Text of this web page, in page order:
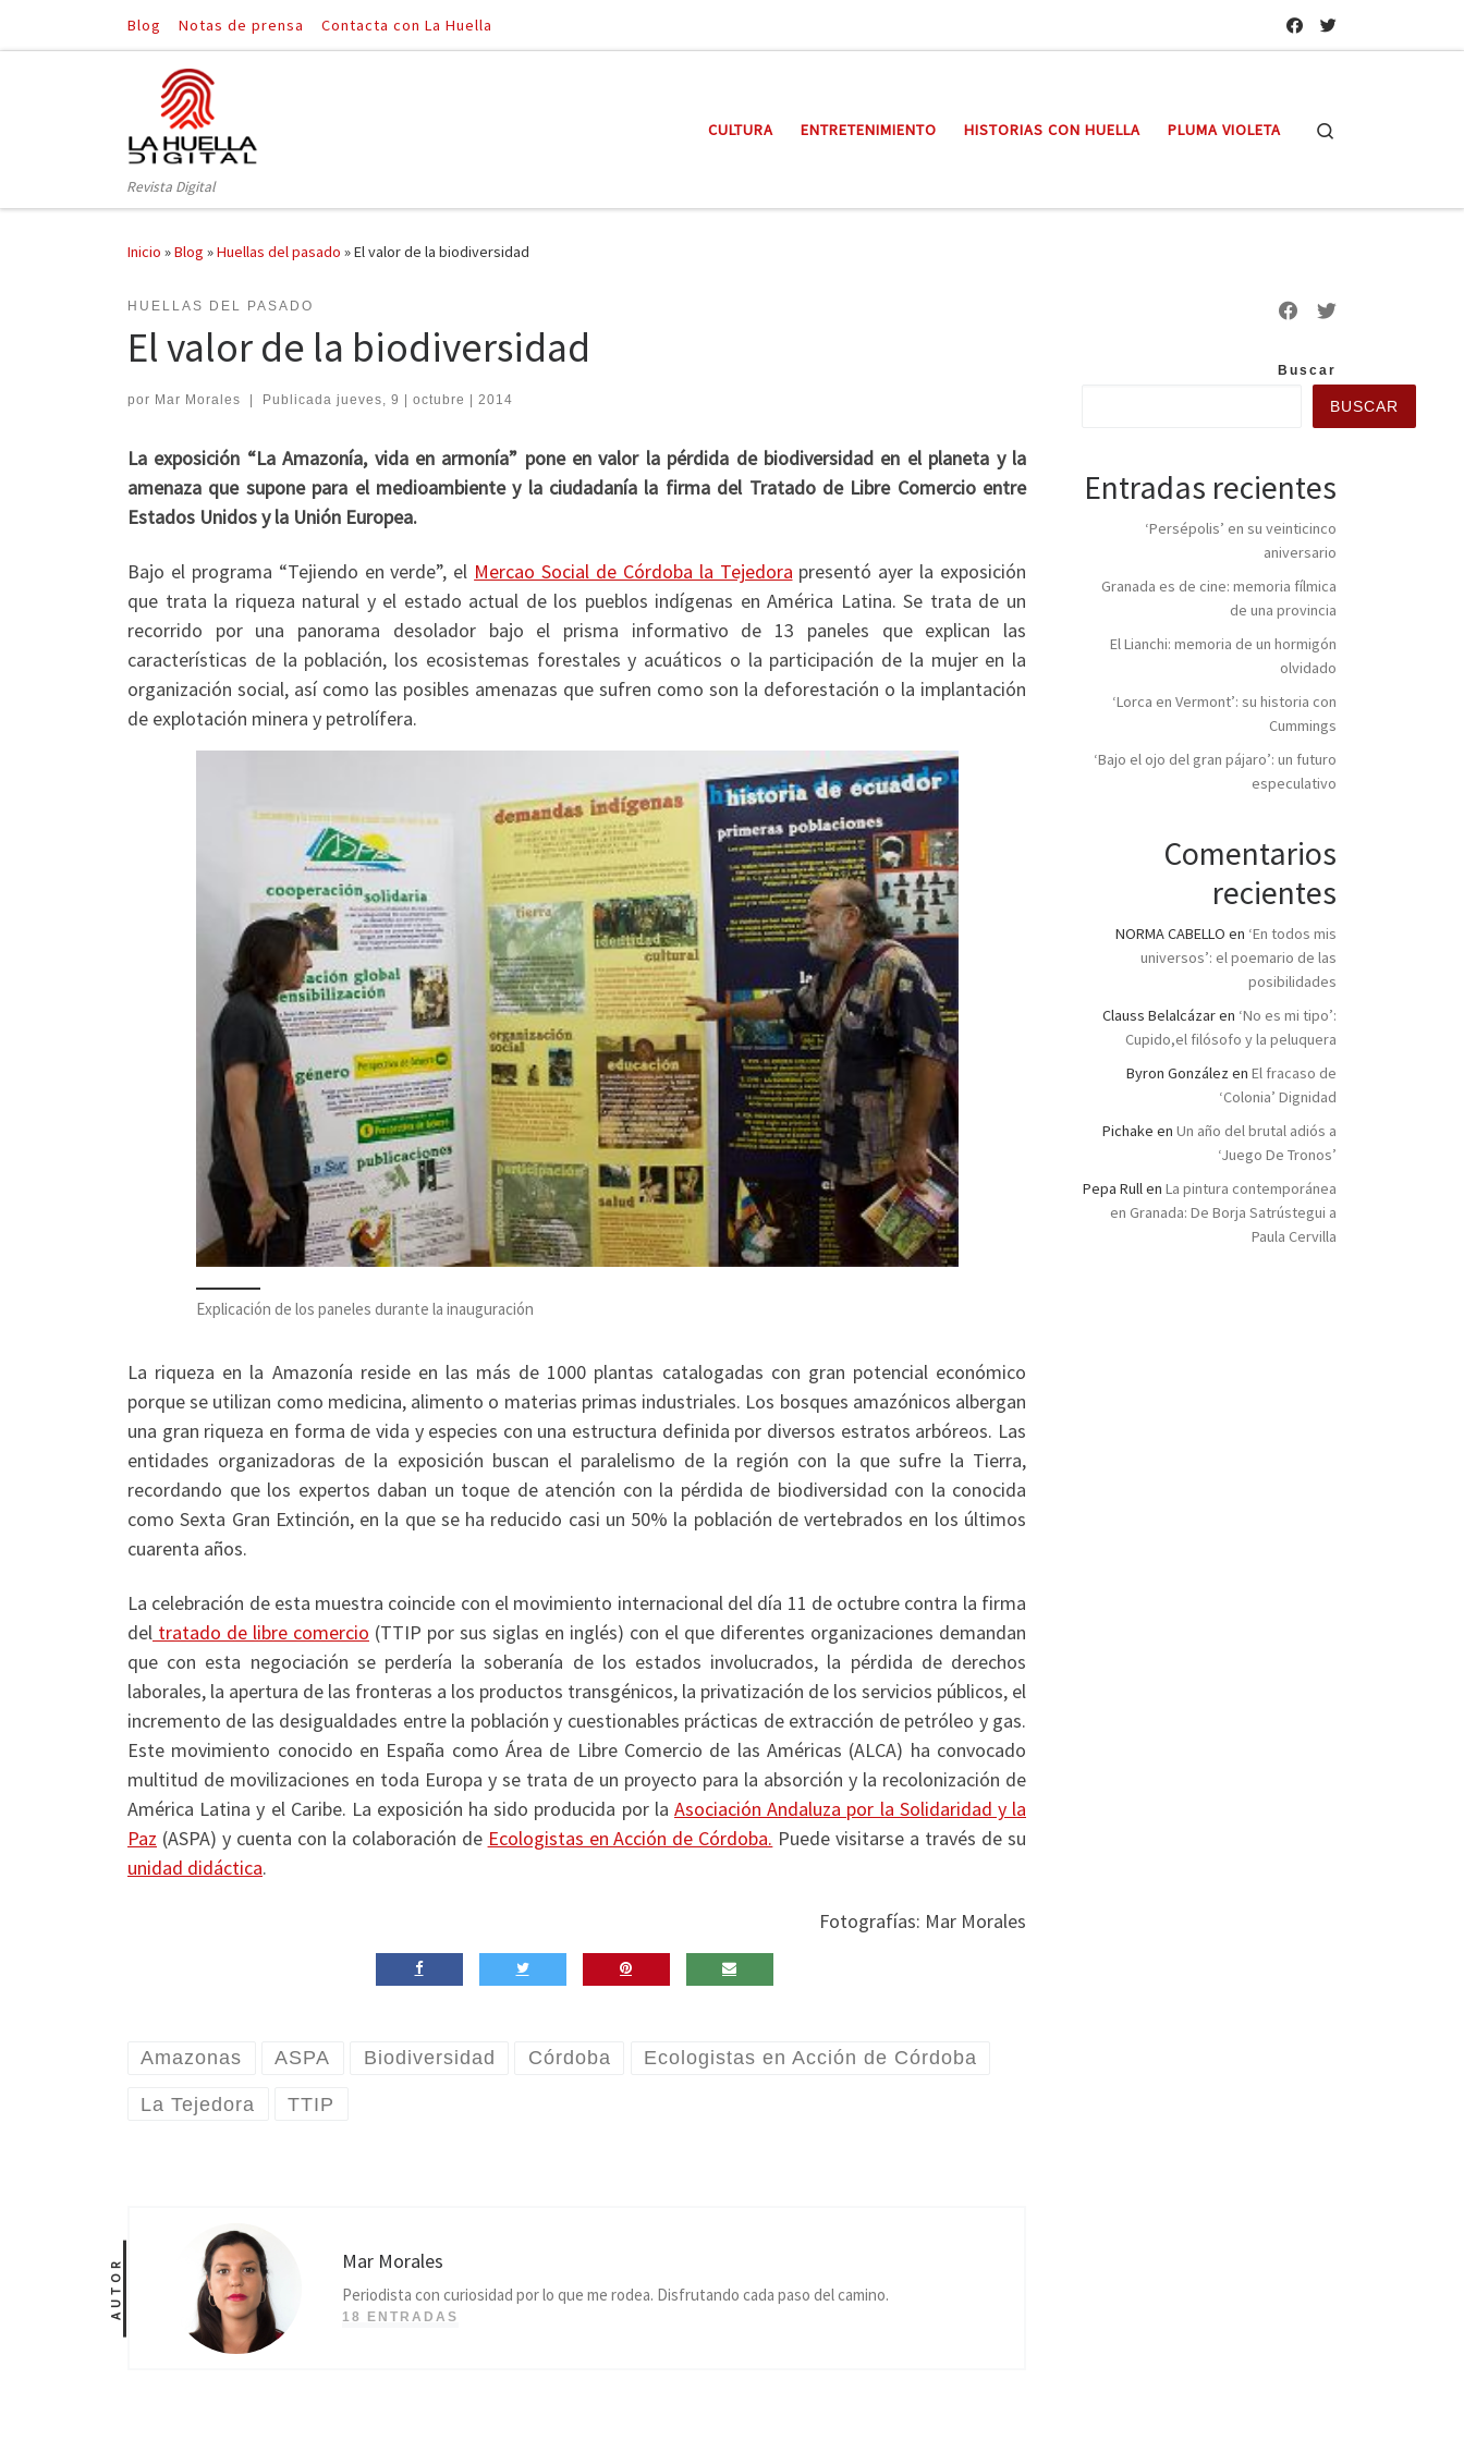
Saltar al contenido
Blog Notas de prensa Contacta con La Huella
Revista Digital
CULTURA ENTRETENIMIENTO HISTORIAS CON HUELLA PLUMA VIOLETA
Inicio »Blog »Huellas del pasado »El valor de la biodiversidad
HUELLAS DEL PASADO
El valor de la biodiversidad
por Mar Morales Publicada jueves, 9 | octubre | 2014
La exposición “La Amazonía, vida en armonía” pone en valor la pérdida de biodiversidad en el planeta y la
amenaza que supone para el medioambiente y la ciudadanía la firma del Tratado de Libre Comercio entre
Estados Unidos y la Unión Europea.
Bajo el programa “Tejiendo en verde”, el Mercao Social de Córdoba la Tejedora presentó ayer la exposición
que trata la riqueza natural y el estado actual de los pueblos indígenas en América Latina. Se trata de un
recorrido por una panorama desolador bajo el prisma informativo de 13 paneles que explican las
características de la población, los ecosistemas forestales y acuáticos o la participación de la mujer en la
organización social, así como las posibles amenazas que sufren como son la deforestación o la implantación
de explotación minera y petrolífera.
Explicación de los paneles durante la inauguración
La riqueza en la Amazonía reside en las más de 1000 plantas catalogadas con gran potencial económico
porque se utilizan como medicina, alimento o materias primas industriales. Los bosques amazónicos albergan
una gran riqueza en forma de vida y especies con una estructura definida por diversos estratos arbóreos. Las
entidades organizadoras de la exposición buscan el paralelismo de la región con la que sufre la Tierra,
recordando que los expertos daban un toque de atención con la pérdida de biodiversidad con la conocida
como Sexta Gran Extinción, en la que se ha reducido casi un 50% la población de vertebrados en los últimos
cuarenta años.
La celebración de esta muestra coincide con el movimiento internacional del día 11 de octubre contra la firma
del tratado de libre comercio (TTIP por sus siglas en inglés) con el que diferentes organizaciones demandan
que con esta negociación se perdería la soberanía de los estados involucrados, la pérdida de derechos
laborales, la apertura de las fronteras a los productos transgénicos, la privatización de los servicios públicos, el
incremento de las desigualdades entre la población y cuestionables prácticas de extracción de petróleo y gas.
Este movimiento conocido en España como Área de Libre Comercio de las Américas (ALCA) ha convocado
multitud de movilizaciones en toda Europa y se trata de un proyecto para la absorción y la recolonización de
América Latina y el Caribe. La exposición ha sido producida por la Asociación Andaluza por la Solidaridad y la
Paz (ASPA) y cuenta con la colaboración de Ecologistas en Acción de Córdoba. Puede visitarse a través de su
unidad didáctica.
Fotografías: Mar Morales
Amazonas ASPA Biodiversidad Córdoba Ecologistas en Acción de Córdoba
La Tejedora TTIP
AUTOR Mar Morales
Periodista con curiosidad por lo que me rodea. Disfrutando cada paso del camino.
18 ENTRADAS
Buscar
BUSCAR
Entradas recientes
‘Persépolis’ en su veinticinco
aniversario
Granada es de cine: memoria fílmica
de una provincia
El Lianchi: memoria de un hormigón
olvidado
‘Lorca en Vermont’: su historia con
Cummings
‘Bajo el ojo del gran pájaro’: un futuro
especulativo
Comentarios
recientes
NORMA CABELLO en ‘En todos mis
universos’: el poemario de las
posibilidades
Clauss Belalcázaren ‘No es mi tipo’:
Cupido,el filósofo y la peluquera
Byron González en El fracaso de
‘Colonia’ Dignidad
Pichake en Un año del brutal adiós a
‘Juego De Tronos’
Pepa Rullen La pintura contemporánea
en Granada: De Borja Satrústegui a
Paula Cervilla